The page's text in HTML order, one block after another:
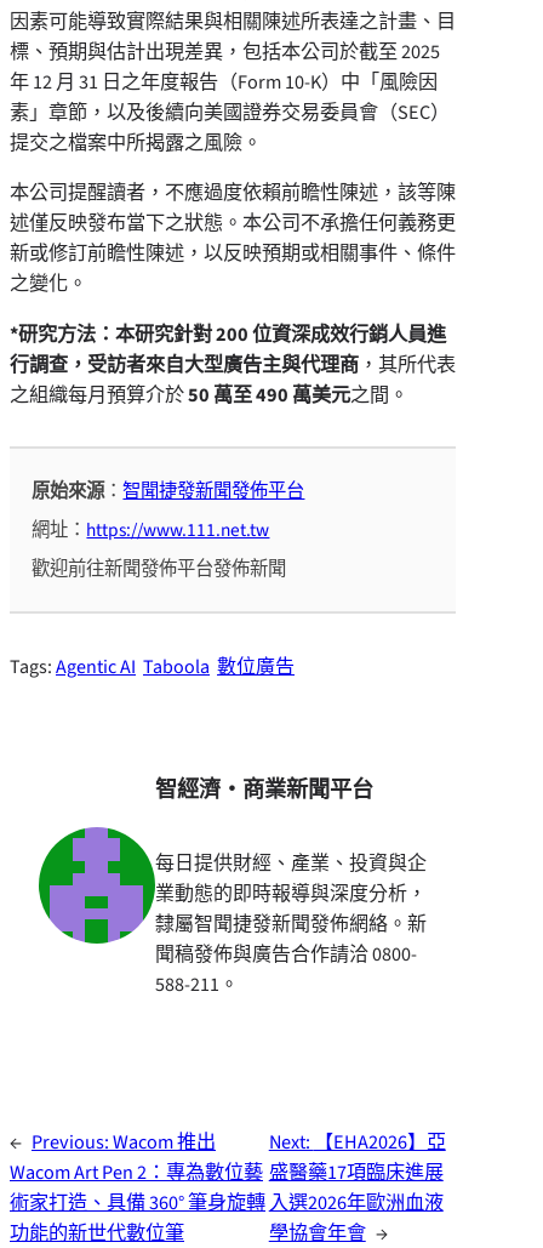
因素可能導致實際結果與相關陳述所表達之計畫、目
標、預期與估計出現差異，包括本公司於截至 2025
年 12 月 31 日之年度報告（Form 10-K）中「風險因
素」章節，以及後續向美國證券交易委員會（SEC）
提交之檔案中所揭露之風險。
本公司提醒讀者，不應過度依賴前瞻性陳述，該等陳
述僅反映發布當下之狀態。本公司不承擔任何義務更
新或修訂前瞻性陳述，以反映預期或相關事件、條件
之變化。
*研究方法：本研究針對 200 位資深成效行銷人員進
行調查，受訪者來自大型廣告主與代理商 ，其所代表
之組織每月預算介於50 萬至 490 萬美元之間。
原始來源：智聞捷發新聞發佈平台
網址： https://www.111.net.tw
歡迎前往新聞發佈平台發佈新聞
Tags:Agentic AI Taboola 數位廣告
智經濟・商業新聞平台
每日提供財經、產業、投資與企
業動態的即時報導與深度分析，
隸屬智聞捷發新聞發佈網絡。新
聞稿發佈與廣告合作請洽 0800-
588-211。
← Previous:Wacom 推出
Wacom Art Pen 2：專為數位藝
術家打造、具備 360° 筆身旋轉
功能的新世代數位筆
Next:
【EHA2026】亞
盛醫藥17項臨床進展
入選2026年歐洲血液
學協會年會 →